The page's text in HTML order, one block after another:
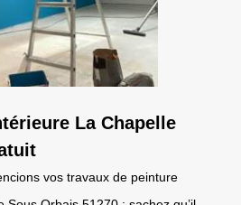
La Chapelle
vos travaux de peinture